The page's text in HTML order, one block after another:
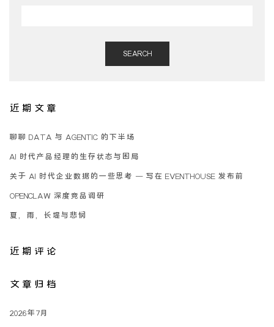
SEARCH
近期文章
聊聊 DATA 与 AGENTIC 的下半场
AI 时代产品经理的生存状态与困局
关于 AI 时代企业数据的一些思考 – 写在 EVENTHOUSE 发布前
OPENCLAW 深度竞品调研
夏，雨，长堤与悲悯
近期评论
文章归档
2026年7月